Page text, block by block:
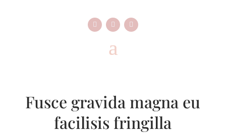
Fusce gravida magna eu
facilisis fringilla